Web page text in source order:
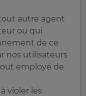
autre agent
ou qui
de ce
nos utilisateurs
employé de
violer les